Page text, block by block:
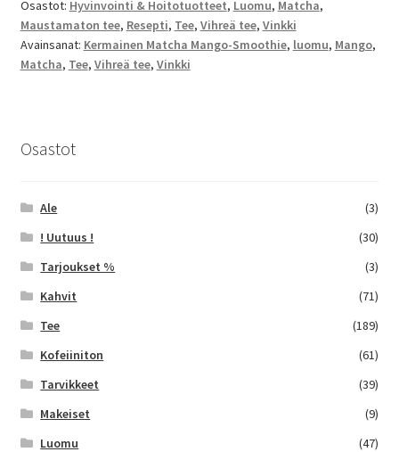
Osastot: Hyvinvointi & Hoitotuotteet, Luomu, Matcha,
Maustamaton tee, Resepti, Tee, Vihreä tee, Vinkki
Avainsanat: Kermainen Matcha Mango-Smoothie, luomu, Mango,
Matcha, Tee, Vihreä tee, Vinkki
Osastot
Ale
(3)
! Uutuus !
(30)
Tarjoukset %
(3)
Kahvit
(71)
Tee
(189)
Kofeiiniton
(61)
Tarvikkeet
(39)
Makeiset
(9)
Luomu
(47)